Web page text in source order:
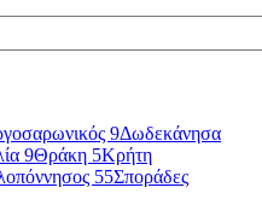
9Δωδεκάνησα
9Θράκη 5Κρήτη
55Σποράδες